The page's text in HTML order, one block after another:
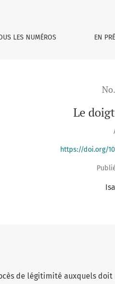
LES NUMÉROS EN
est :
Le
https://doi.org/
de légitimité auxquels